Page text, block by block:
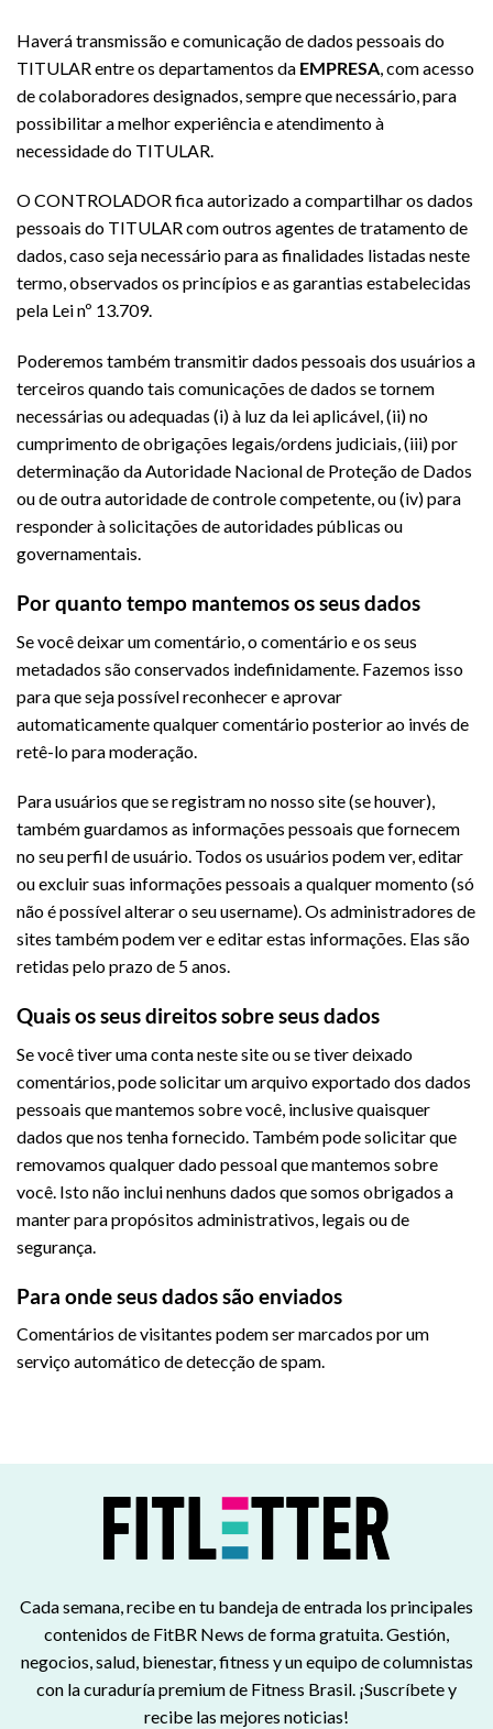
Haverá transmissão e comunicação de dados pessoais do
TITULAR entre os departamentos da EMPRESA , com acesso
de colaboradores designados, sempre que necessário, para
possibilitar a melhor experiência e atendimento à
necessidade do TITULAR.
O CONTROLADOR fica autorizado a compartilhar os dados
pessoais do TITULAR com outros agentes de tratamento de
dados, caso seja necessário para as finalidades listadas neste
termo, observados os princípios e as garantias estabelecidas
pela Lei nº 13.709.
Poderemos também transmitir dados pessoais dos usuários a
terceiros quando tais comunicações de dados se tornem
necessárias ou adequadas (i) à luz da lei aplicável, (ii) no
cumprimento de obrigações legais/ordens judiciais, (iii) por
determinação da Autoridade Nacional de Proteção de Dados
ou de outra autoridade de controle competente, ou (iv) para
responder à solicitações de autoridades públicas ou
governamentais.
Por quanto tempo mantemos os seus dados
Se você deixar um comentário, o comentário e os seus
metadados são conservados indefinidamente. Fazemos isso
para que seja possível reconhecer e aprovar
automaticamente qualquer comentário posterior ao invés de
retê-lo para moderação.
Para usuários que se registram no nosso site (se houver),
também guardamos as informações pessoais que fornecem
no seu perfil de usuário. Todos os usuários podem ver, editar
ou excluir suas informações pessoais a qualquer momento (só
não é possível alterar o seu username). Os administradores de
sites também podem ver e editar estas informações. Elas são
retidas pelo prazo de 5 anos.
Quais os seus direitos sobre seus dados
Se você tiver uma conta neste site ou se tiver deixado
comentários, pode solicitar um arquivo exportado dos dados
pessoais que mantemos sobre você, inclusive quaisquer
dados que nos tenha fornecido. Também pode solicitar que
removamos qualquer dado pessoal que mantemos sobre
você. Isto não inclui nenhuns dados que somos obrigados a
manter para propósitos administrativos, legais ou de
segurança.
Para onde seus dados são enviados
Comentários de visitantes podem ser marcados por um
serviço automático de detecção de spam.
Cada semana, recibe en tu bandeja de entrada los principales
contenidos de FitBR News de forma gratuita. Gestión,
negocios, salud, bienestar, fitness y un equipo de columnistas
con la curaduría premium de Fitness Brasil. ¡Suscríbete y
recibe las mejores noticias!